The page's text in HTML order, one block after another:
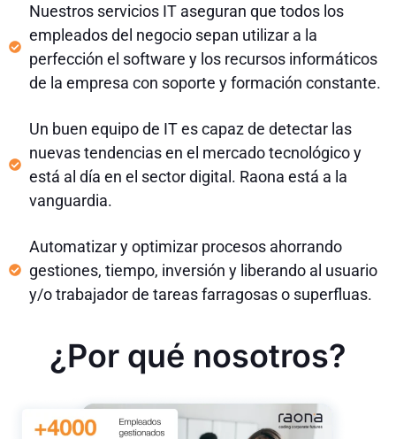
Nuestros servicios IT aseguran que todos los
empleados del negocio sepan utilizar a la
perfección el software y los recursos informáticos
de la empresa con soporte y formación constante.
Un buen equipo de IT es capaz de detectar las
nuevas tendencias en el mercado tecnológico y
está al día en el sector digital. Raona está a la
vanguardia.
Automatizar y optimizar procesos ahorrando
gestiones, tiempo, inversión y liberando al usuario
y/o trabajador de tareas farragosas o superfluas.
¿Por qué nosotros?